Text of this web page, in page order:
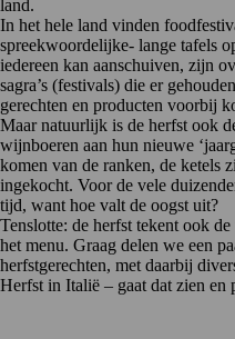
land.
In het hele land vinden
spreekwoordelijke- lange tafels
iedereen kan aanschuiven, zijn
sagra’s (festivals) die er
gerechten en producten voorbij
Maar natuurlijk is de herfst ook
wijnboeren aan hun nieuwe
komen van de ranken, de ketels
ingekocht. Voor de vele
tijd, want hoe valt de oogst uit?
Tenslotte: de herfst tekent ook
het menu. Graag delen we een
herfstgerechten, met daarbij
Herfst in Italië – gaat dat zien en